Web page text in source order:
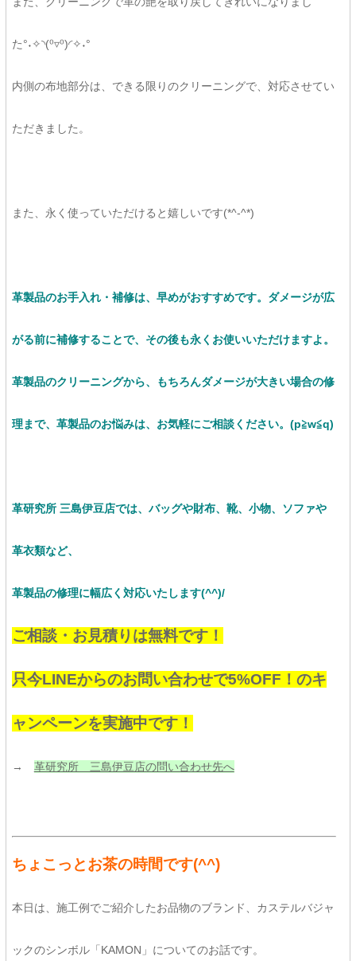
た°˖✧◝(⁰▿⁰)◜✧˖°
内側の布地部分は、できる限りのクリーニングで、対応させてい
ただきました。
また、永く使っていただけると嬉しいです(*^-^*)
革製品のお手入れ・補修は、早めがおすすめです。 ダメージが広
がる前に補修することで、その後も永くお使いいただけますよ。
革製品のクリーニングから、もちろんダメージが大きい場合の修
理まで、革製品のお悩みは、お気軽にご相談ください。 (p≧w≦q)
革研究所 三島伊豆店では、バッグや財布、靴、小物、ソファや
革衣類など、
革製品の修理に幅広く対応いたします(^^)/
ご相談・お見積りは無料です！
只今LINEからのお問い合わせで5%OFF！のキ
ャンペーンを実施中です！
→ 革研究所 三島伊豆店の問い合わせ先へ
ちょこっとお茶の時間です(^^)
本日は、施工例でご紹介したお品物のブランド、カステルバジャ
ックのシンボル「KAMON」についてのお話です。